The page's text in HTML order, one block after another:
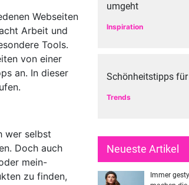
Webseiten
Arbeit und
Tools.
von einer
an. In dieser
wer selbst
Doch auch
mein-
zu finden,
umgeht
Inspiration
Schönheitstipps
Trends
Neueste Artikel
Immer